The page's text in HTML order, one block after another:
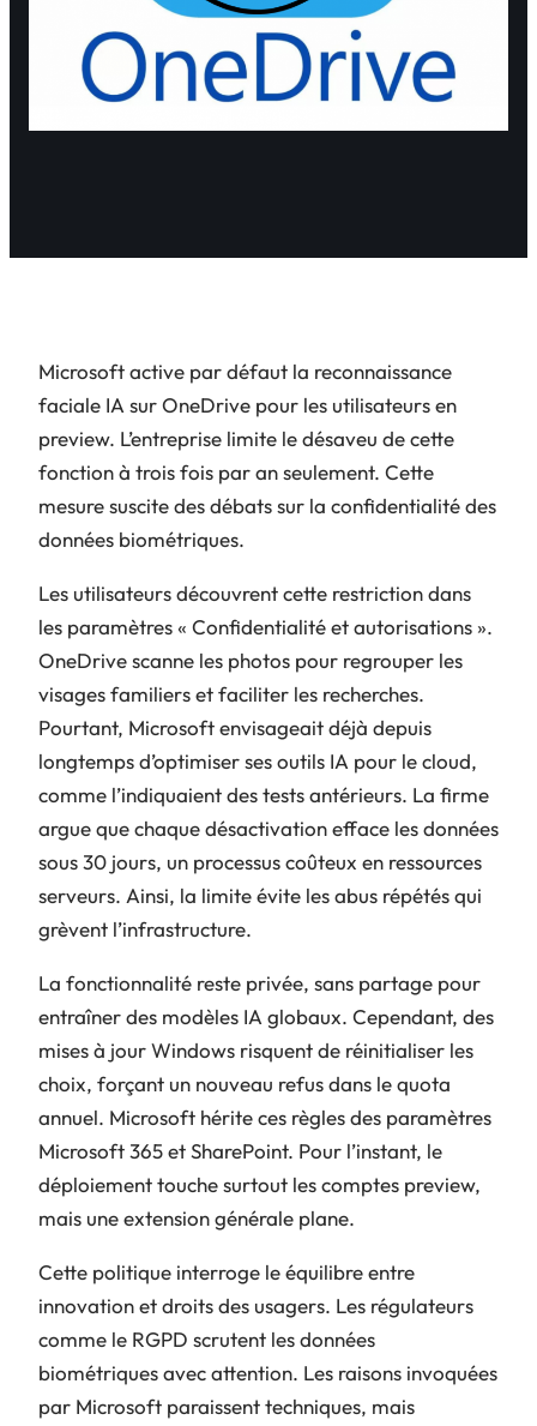
Microsoft active par défaut la reconnaissance
faciale IA sur OneDrive pour les utilisateurs en
preview. L’entreprise limite le désaveu de cette
fonction à trois fois par an seulement. Cette
mesure suscite des débats sur la confidentialité des
données biométriques.
Les utilisateurs découvrent cette restriction dans
les paramètres « Confidentialité et autorisations ».
OneDrive scanne les photos pour regrouper les
visages familiers et faciliter les recherches.
Pourtant, Microsoft envisageait déjà depuis
longtemps d’optimiser ses outils IA pour le cloud,
comme l’indiquaient des tests antérieurs. La firme
argue que chaque désactivation efface les données
sous 30 jours, un processus coûteux en ressources
serveurs. Ainsi, la limite évite les abus répétés qui
grèvent l’infrastructure.
La fonctionnalité reste privée, sans partage pour
entraîner des modèles IA globaux. Cependant, des
mises à jour Windows risquent de réinitialiser les
choix, forçant un nouveau refus dans le quota
annuel. Microsoft hérite ces règles des paramètres
Microsoft 365 et SharePoint. Pour l’instant, le
déploiement touche surtout les comptes preview,
mais une extension générale plane.
Cette politique interroge le équilibre entre
innovation et droits des usagers. Les régulateurs
comme le RGPD scrutent les données
biométriques avec attention. Les raisons invoquées
par Microsoft paraissent techniques, mais